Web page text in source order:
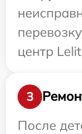
центр
3
После